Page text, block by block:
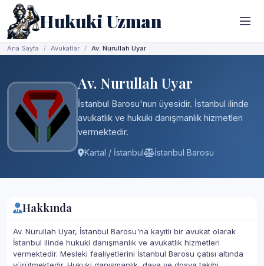
Hukuki Uzman
Ana Sayfa Avukatlar Av. Nurullah Uyar
Av. Nurullah Uyar
İstanbul Barosu'nun üyesidir. İstanbul ilinde
avukatlık ve hukuki danışmanlık hizmetleri
vermektedir.
Kartal / İstanbul İstanbul Barosu
Hakkında
Av. Nurullah Uyar, İstanbul Barosu'na kayıtlı bir avukat olarak
İstanbul ilinde hukuki danışmanlık ve avukatlık hizmetleri
vermektedir. Mesleki faaliyetlerini İstanbul Barosu çatısı altında